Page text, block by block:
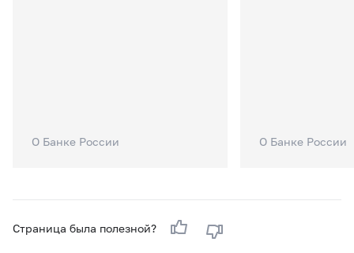
О Банке России О Банке России
Страница была полезной?